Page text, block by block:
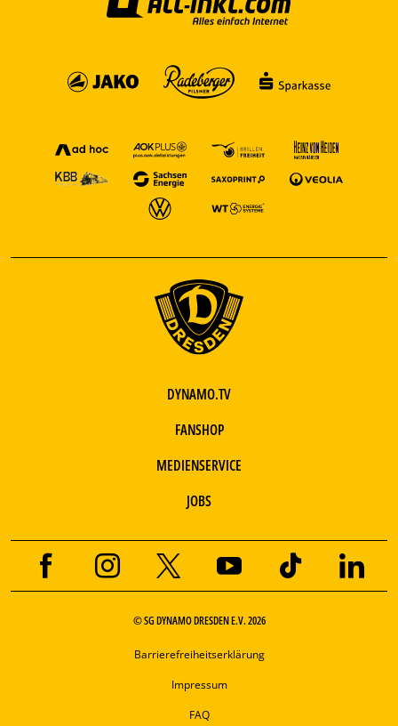
DYNAMO.TV
FANSHOP
MEDIENSERVICE
JOBS
© SG DYNAMO DRESDEN E.V. 2026
Barrierefreiheitserklärung
Impressum
FAQ